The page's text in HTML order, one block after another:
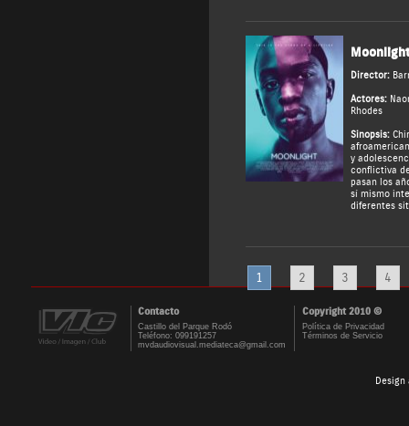
Moonlight
Director:
Actores:
Rhodes
Sinopsis:
y
conflictiva
pasan los
sí mismo
diferentes
1 2 3 4
Contacto Copyright 2010 ©
Castillo del Parque Rodó
Teléfono: 099191257
mvdaudiovisual.mediateca@gmail.com
Política de Privacidad
Términos de Servicio